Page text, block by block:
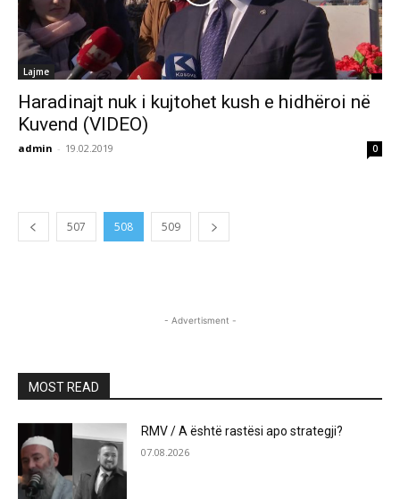
Lajme
Haradinajt nuk i kujtohet kush e hidhëroi në
Kuvend (VIDEO)
admin - 19.02.2019 0
507 508 509
- Advertisment -
MOST READ
RMV / A është rastësi apo strategji?
07.08.2026